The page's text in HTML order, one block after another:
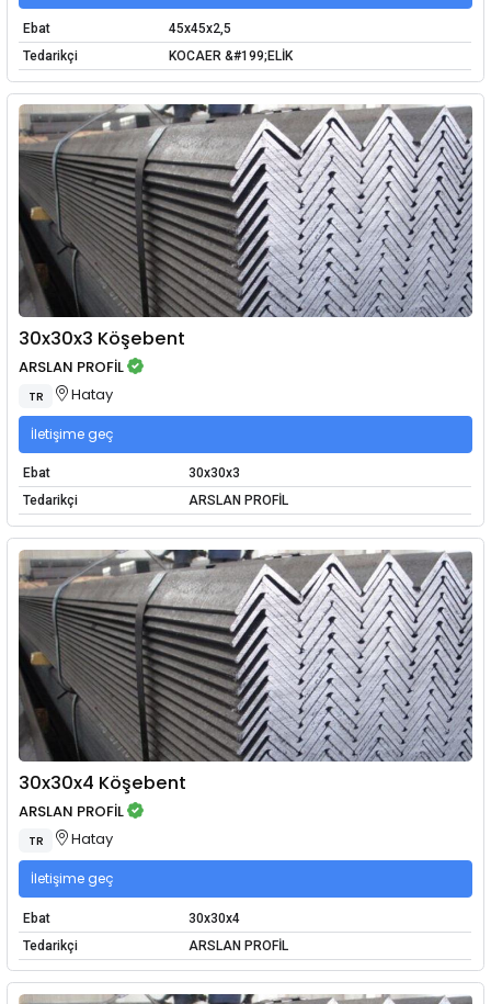
Ebat
45x45x2,5
Tedarikçi
KOCAER &#199;ELİK
30x30x3 Köşebent
ARSLAN PROFİL
TR Hatay
İletişime geç
Ebat
30x30x3
Tedarikçi
ARSLAN PROFİL
30x30x4 Köşebent
ARSLAN PROFİL
TR Hatay
İletişime geç
Ebat
30x30x4
Tedarikçi
ARSLAN PROFİL